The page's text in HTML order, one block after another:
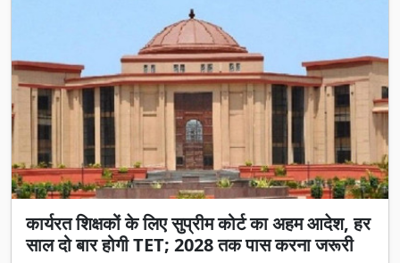
कार्यरत शिक्षकों के लिए सुप्रीम कोर्ट का अहम आदेश, हर
साल दो बार होगी TET; 2028 तक पास करना जरूरी